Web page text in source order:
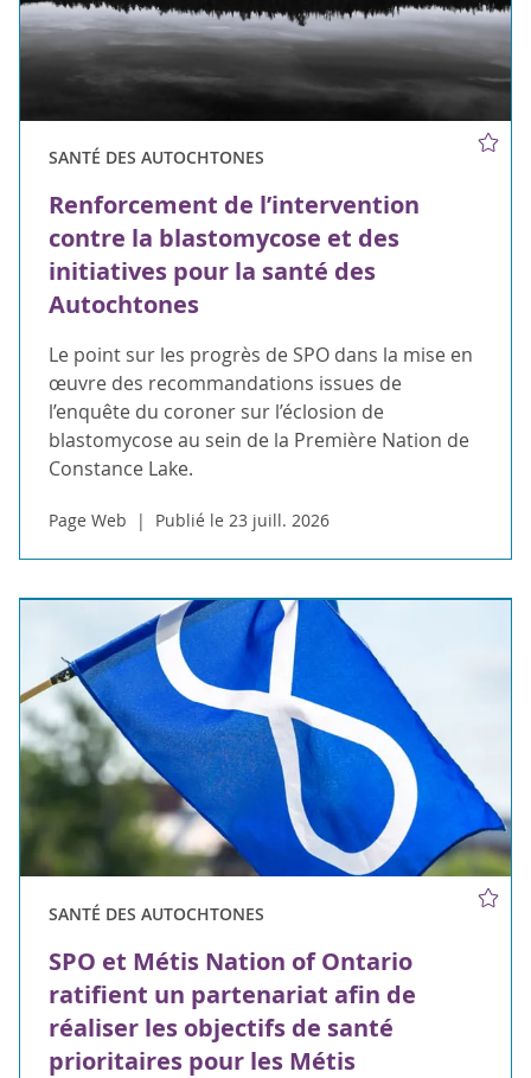
SANTÉ DES AUTOCHTONES
Renforcement de l’intervention
contre la blastomycose et des
initiatives pour la santé des
Autochtones
Le point sur les progrès de SPO dans la mise en
œuvre des recommandations issues de
l’enquête du coroner sur l’éclosion de
blastomycose au sein de la Première Nation de
Constance Lake.
Page Web Publié le 23 juill. 2026
SANTÉ DES AUTOCHTONES
SPO et Métis Nation of Ontario
ratifient un partenariat afin de
réaliser les objectifs de santé
prioritaires pour les Métis